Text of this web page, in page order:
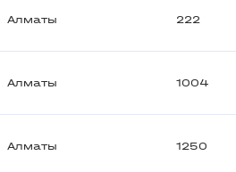
Алматы 222
Алматы 1004
Алматы 1250